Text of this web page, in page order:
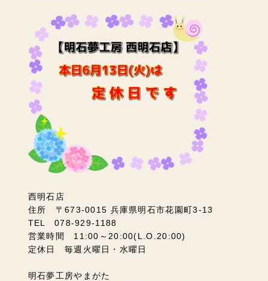
西明石店
住所 〒673-0015 兵庫県明石市花園町3-13
TEL 078-929-1188
営業時間 11:00～20:00(L.O.20:00)
定休日 毎週火曜日・水曜日
明石夢工房やまがた